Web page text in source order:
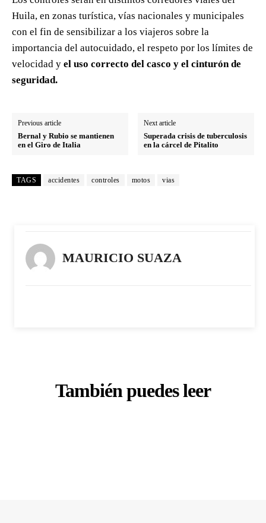
Huila, en zonas turística, vías nacionales y municipales
con el fin de sensibilizar a los viajeros sobre la
importancia del autocuidado, el respeto por los límites de
velocidad y el uso correcto del casco y el cinturón de
seguridad.
Previous article
Bernal y Rubio se mantienen
en el Giro de Italia
Next article
Superada crisis de tuberculosis
en la cárcel de Pitalito
TAGS accidentes controles motos vias
MAURICIO SUAZA
También puedes leer